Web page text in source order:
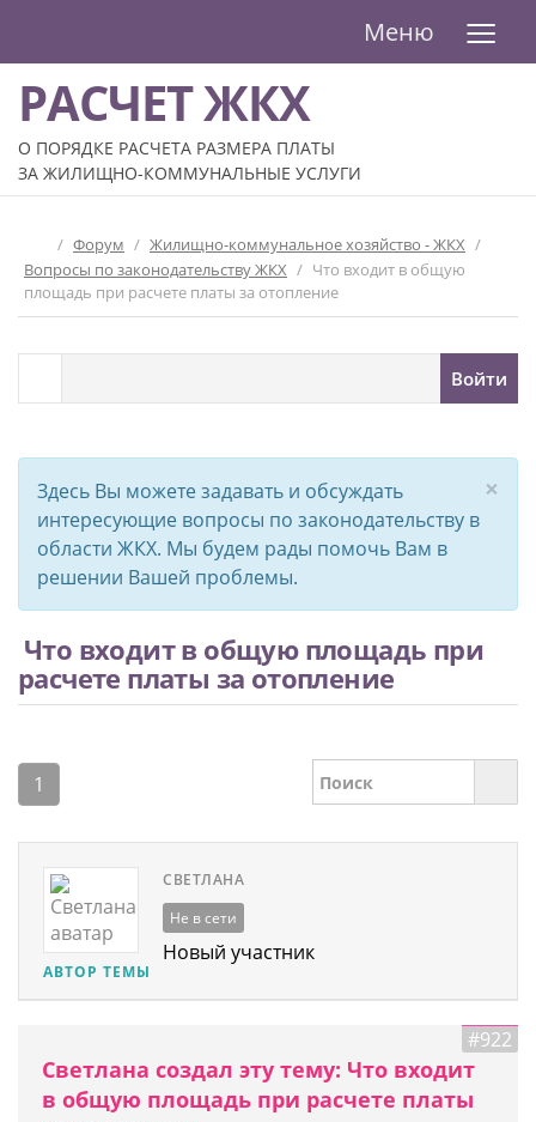
Меню ≡
РАСЧЕТ ЖКХ
О ПОРЯДКЕ РАСЧЕТА РАЗМЕРА ПЛАТЫ
ЗА ЖИЛИЩНО-КОММУНАЛЬНЫЕ УСЛУГИ
/ Форум / Жилищно-коммунальное хозяйство - ЖКХ /
Вопросы по законодательству ЖКХ / Что входит в общую
площадь при расчете платы за отопление
Войти
×
Здесь Вы можете задавать и обсуждать
интересующие вопросы по законодательству в
области ЖКХ. Мы будем рады помочь Вам в
решении Вашей проблемы.
Что входит в общую площадь при
расчете платы за отопление
1
СВЕТЛАНА
АВТОР ТЕМЫ
Не в сети
Новый участник
#922
Светлана создал эту тему: Что входит
в общую площадь при расчете платы